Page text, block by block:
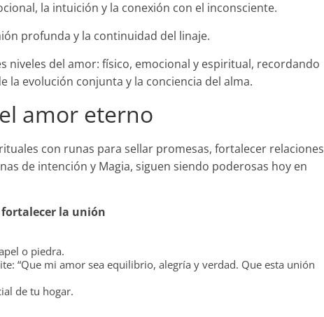
la intuición y la conexión con el inconsciente.
profunda y la continuidad del linaje.
niveles del amor: físico, emocional y espiritual, recordando
la evolución conjunta y la conciencia del alma.
amor eterno
con runas para sellar promesas, fortalecer relaciones
de intención y Magia, siguen siendo poderosas hoy en
la unión
o piedra.
“Que mi amor sea equilibrio, alegría y verdad. Que esta unión
de tu hogar.